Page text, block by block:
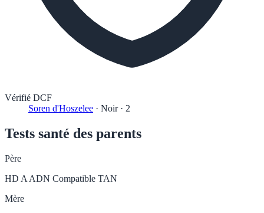
Vérifié DCF
Soren d'Hoszelee · Noir· 2
Tests santé des parents
Père
HD A ADN Compatible TAN
Mère